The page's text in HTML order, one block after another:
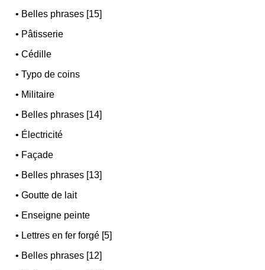
• Belles phrases [15]
• Pâtisserie
•Cédille
•Typo de coins
• Militaire
• Belles phrases [14]
• Électricité
• Façade
• Belles phrases [13]
•Goutte de lait
• Enseigne peinte
• Lettres en fer forgé [5]
• Belles phrases [12]